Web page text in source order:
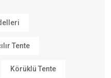
Tente
Körüklü Tente